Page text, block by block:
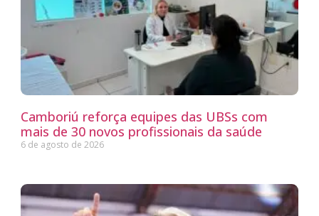
Camboriú reforça equipes das UBSs com
mais de 30 novos profissionais da saúde
6 de agosto de 2026